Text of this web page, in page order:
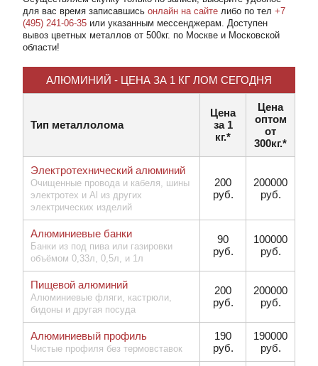
для вас время записавшись онлайн на сайте либо по тел +7
(495) 241-06-35 или указанным мессенджерам. Доступен
вывоз цветных металлов от 500кг. по Москве и Московской
области!
АЛЮМИНИЙ - ЦЕНА ЗА 1 КГ ЛОМ СЕГОДНЯ
Тип металлолома
Цена
за 1
кг.*
Цена
оптом
от
300кг.*
Электротехнический алюминий
Очищенные провода и кабеля, шины
электротех и Al из других
электрических изделий
200
руб.
200000
руб.
Алюминиевые банки
Банки из под пива или газировки
объёмом 0,33л, 0,5л, и 1л
90
руб.
100000
руб.
Пищевой алюминий
Алюминиевые фляги, кастрюли,
бидоны и другая посуда
200
руб.
200000
руб.
Алюминиевый профиль
Чистые профиля без термовставок
190
руб.
190000
руб.